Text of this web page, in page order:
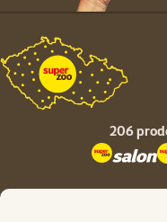
206